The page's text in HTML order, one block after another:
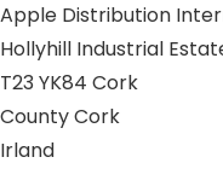
Apple Distribution
Hollyhill Industrial
T23 YK84 Cork
County Cork
Irland